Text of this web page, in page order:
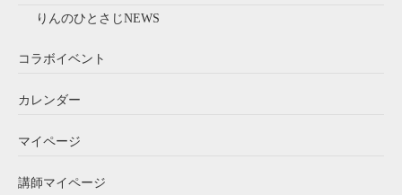
りんのひとさじNEWS
コラボイベント
カレンダー
マイページ
講師マイページ